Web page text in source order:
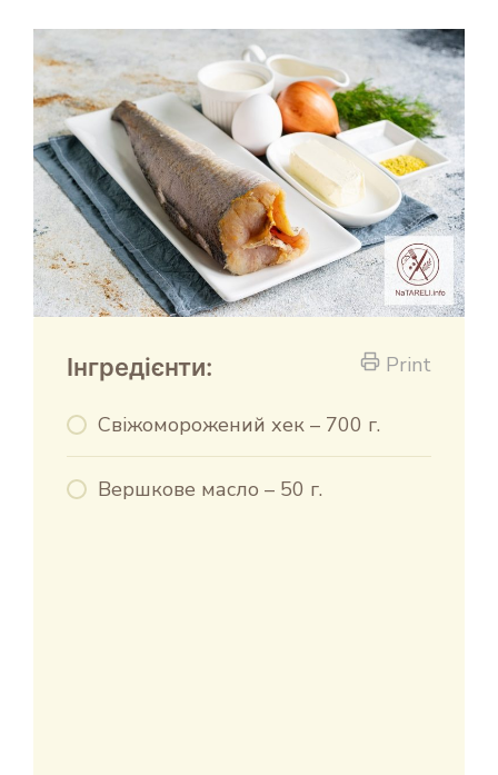
Print
Інгредієнти:
Свіжоморожений хек – 700 г.
Вершкове масло – 50 г.